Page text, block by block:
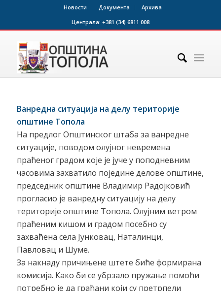
Новости Документа
Архива
Централа: +381 (34) 6811 008
Ванредна ситуација на делу територије
општине Топола
На предлог Општинског штаба за ванредне
ситуације, поводом олујног невремена
праћеног градом које је јуче у поподневним
часовима захватило поједине делове општине,
председник општине Владимир Радојковић
прогласио је ванредну ситуацију на делу
територије општине Топола. Олујним ветром
праћеним кишом и градом посебно су
захваћена села Јунковац, Наталинци,
Павловац и Шуме.
За накнаду причињене штете биће формирана
комисија. Како би се убрзало пружање помоћи
потребно је да грађани који су претрпели